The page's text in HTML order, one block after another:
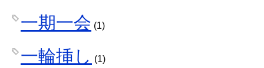
一期一会 (1)
一輪挿し (1)